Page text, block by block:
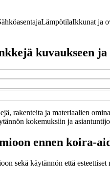
LämpötilaIkkunat ja
kuvaukseen ja
rakenteita ja materiaalien
kokemuksiin ja
ennen koira-
sekä käytännön että